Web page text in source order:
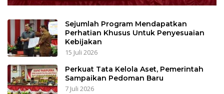
Sejumlah Program Mendapatkan
Perhatian Khusus Untuk Penyesuaian
Kebijakan
15 Juli 2026
Perkuat Tata Kelola Aset, Pemerintah
Sampaikan Pedoman Baru
7 Juli 2026